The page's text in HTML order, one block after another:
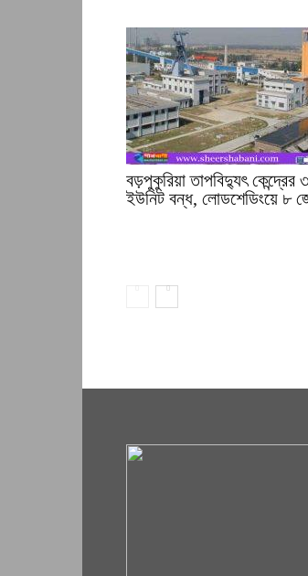
বড়পুকুরিয়া তাপবিদ্যুৎ কেন্দ্রের
ইউনিট বন্ধ, লোডশেডিংয়ে ৮